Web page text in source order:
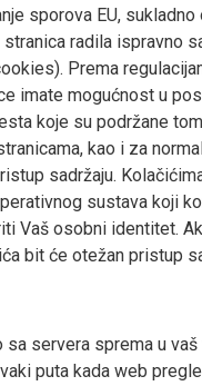
sporova EU,
radila ispravno
Prema
imate mogućnost u
koje su podržane
kao i za
sadržaju.
sustava
Vaš osobni identitet.
bit će otežan pristup
servera sprema u
puta kada web